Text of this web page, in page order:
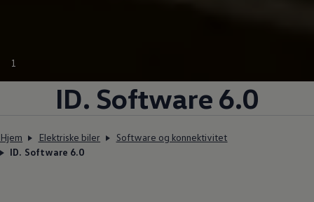
1
ID. Software 6.0
Hjem Elektriske biler
Software og konnektivitet
ID. Software 6.0